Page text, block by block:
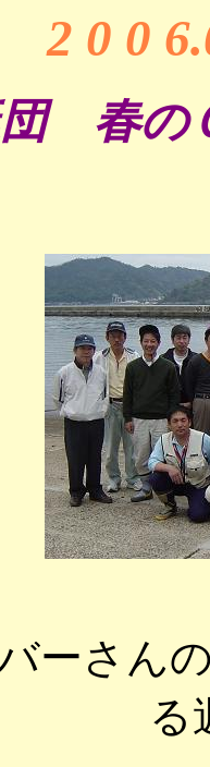
2 0 0
春の
ーさん
る